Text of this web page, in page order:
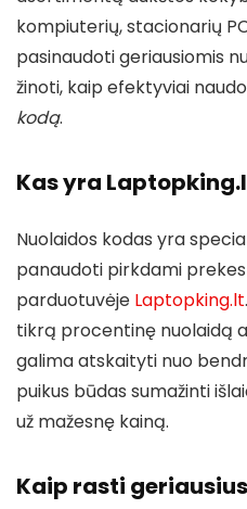
kompiuterių, stacionarių
pasinaudoti geriausiomis
žinoti, kaip efektyviai
kodą.
Kas yra
Nuolaidos kodas yra
panaudoti pirkdami
parduotuvėje Laptopking.lt
tikrą procentinę nuolaidą
galima atskaityti nuo
puikus būdas sumažinti
už mažesnę kainą.
Kaip rasti